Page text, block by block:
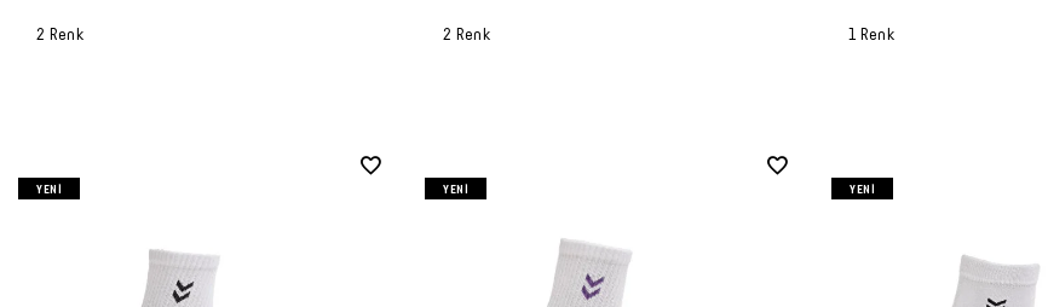
2 Renk 2 Renk 1 Renk
YENI YENI YENI